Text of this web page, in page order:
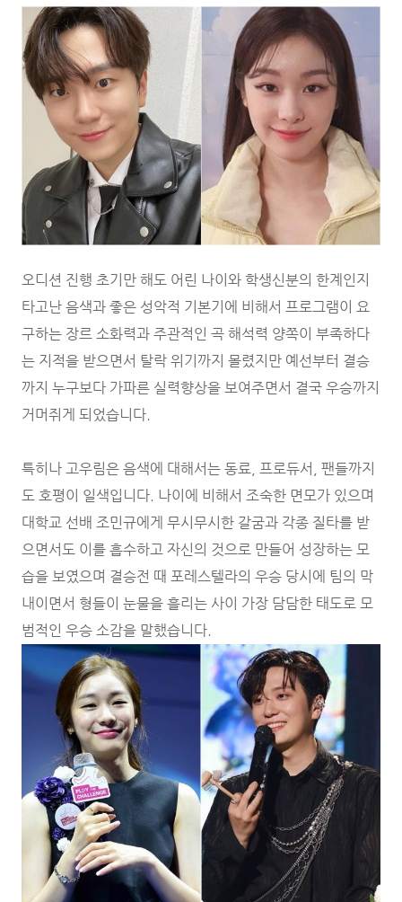
오디션 진행 초기만 해도 어린 나이와 학생신분의 한계인지
타고난 음색과 좋은 성악적 기본기에 비해서 프로그램이 요
구하는 장르 소화력과 주관적인 곡 해석력 양쪽이 부족하다
는 지적을 받으면서 탈락 위기까지 몰렸지만 예선부터 결승
까지 누구보다 가파른 실력향상을 보여주면서 결국 우승까지
거머쥐게 되었습니다.
특히나 고우림은 음색에 대해서는 동료, 프로듀서, 팬들까지
도 호평이 일색입니다. 나이에 비해서 조숙한 면모가 있으며
대학교 선배 조민규에게 무시무시한 갈굼과 각종 질타를 받
으면서도 이를 흡수하고 자신의 것으로 만들어 성장하는 모
습을 보였으며 결승전 때 포레스텔라의 우승 당시에 팀의 막
내이면서 형들이 눈물을 흘리는 사이 가장 담담한 태도로 모
범적인 우승 소감을 말했습니다.